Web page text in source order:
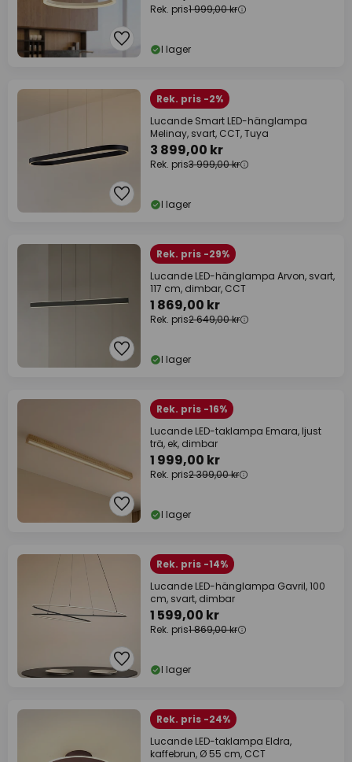
Rek. pris1 999,00 kr
I lager
Rek. pris -2%
Lucande Smart LED-hänglampa
Melinay, svart, CCT, Tuya
3 899,00 kr
Rek. pris3 999,00 kr
I lager
Rek. pris -29%
Lucande LED-hänglampa Arvon, svart,
117 cm, dimbar, CCT
1 869,00 kr
Rek. pris2 649,00 kr
I lager
Rek. pris -16%
Lucande LED-taklampa Emara, ljust
trä, ek, dimbar
1 999,00 kr
Rek. pris2 399,00 kr
I lager
Rek. pris -14%
Lucande LED-hänglampa Gavril, 100
cm, svart, dimbar
1 599,00 kr
Rek. pris1 869,00 kr
I lager
Rek. pris -24%
Lucande LED-taklampa Eldra,
kaffebrun, Ø 55 cm, CCT